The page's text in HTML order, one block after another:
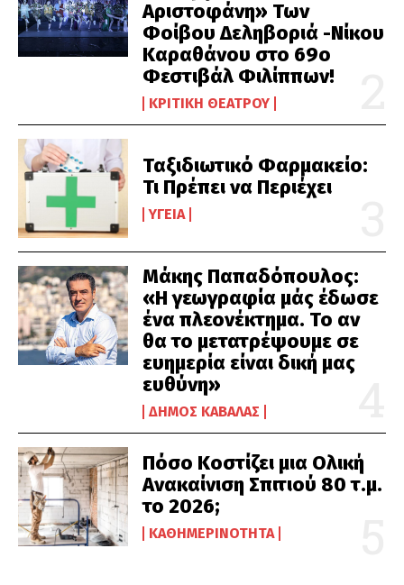
Αριστοφάνη» Των
Φοίβου Δεληβοριά -Νίκου
Καραθάνου στο 69ο
Φεστιβάλ Φιλίππων!
ΚΡΙΤΙΚΉ ΘΕΆΤΡΟΥ
Ταξιδιωτικό Φαρμακείο:
Τι Πρέπει να Περιέχει
ΥΓΕΊΑ
Μάκης Παπαδόπουλος:
«Η γεωγραφία μάς έδωσε
ένα πλεονέκτημα. Το αν
θα το μετατρέψουμε σε
ευημερία είναι δική μας
ευθύνη»
ΔΉΜΟΣ ΚΑΒΆΛΑΣ
Πόσο Κοστίζει μια Ολική
Ανακαίνιση Σπιτιού 80 τ.μ.
το 2026;
ΚΑΘΗΜΕΡΙΝΌΤΗΤΑ